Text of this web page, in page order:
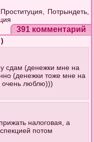
Потрындеть,
391 комментарий
)
сдам (денежки мне на
(денежки тоже мне на
очень люблю)))
налоговая, а
потом